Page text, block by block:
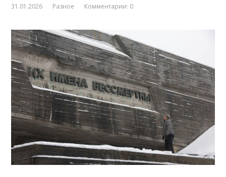
31.01.2026 Разное Комментарии: 0